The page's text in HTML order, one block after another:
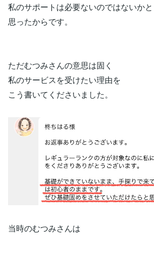
私のサポートは必要ないのではないかと
思ったからです。
ただむつみさんの意思は固く
私のサービスを受けたい理由を
こう書いてくださいました。
当時のむつみさんは